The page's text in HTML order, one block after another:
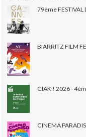
79ème FESTIVAL
BIARRITZ FILM
CIAK ! 2026 -
CINEMA